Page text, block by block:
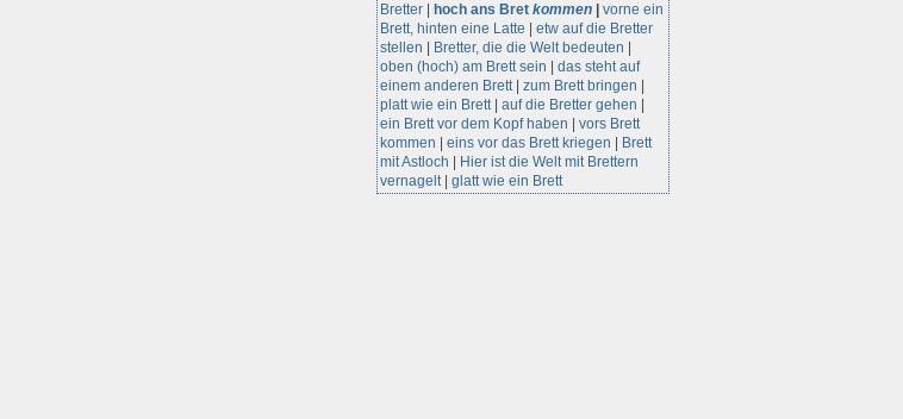
Bretter
hoch ans Bret kommen
vorne ein
Brett, hinten eine Latte
etw auf die Bretter
stellen
Bretter, die die Welt bedeuten
oben (hoch) am Brett sein
das steht auf
einem anderen Brett| zum Brett bringen
platt wie ein Brett| auf die Bretter gehen
ein Brett vor dem Kopf haben
vors Brett
kommen
eins vor das Brett kriegen
Brett
mit Astloch
Hier ist die Welt mit Brettern
vernagelt| glatt wie ein Brett